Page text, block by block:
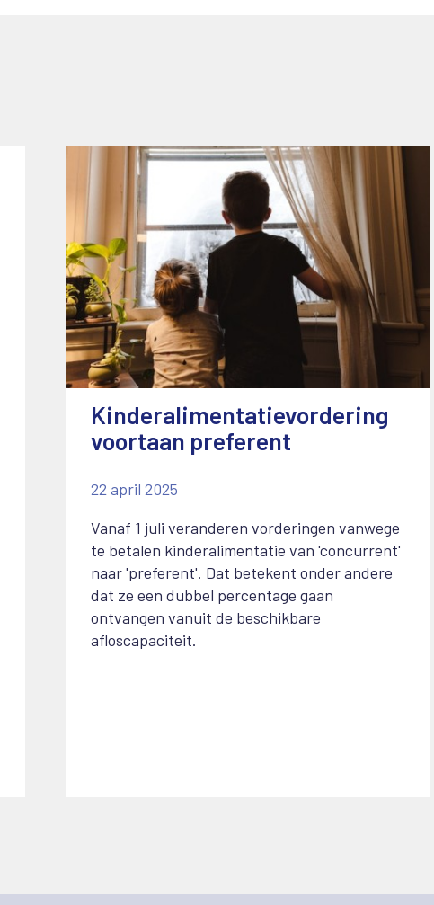
Kinderalimentatievordering
voortaan preferent
22 april 2025
Vanaf 1 juli veranderen vorderingen vanwege
te betalen kinderalimentatie van 'concurrent'
naar 'preferent'. Dat betekent onder andere
dat ze een dubbel percentage gaan
ontvangen vanuit de beschikbare
afloscapaciteit.